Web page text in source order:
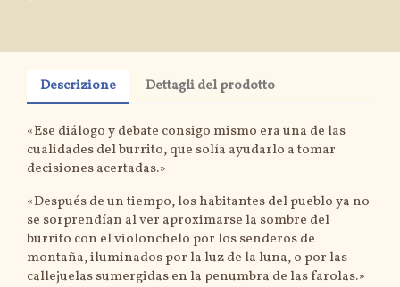
Descrizione Dettagli del prodotto
«Ese diálogo y debate consigo mismo era una de las
cualidades del burrito, que solía ayudarlo a tomar
decisiones acertadas.»
«Después de un tiempo, los habitantes del pueblo ya no
se sorprendían al ver aproximarse la sombre del
burrito con el violonchelo por los senderos de
montaña, iluminados por la luz de la luna, o por las
callejuelas sumergidas en la penumbra de las farolas.»